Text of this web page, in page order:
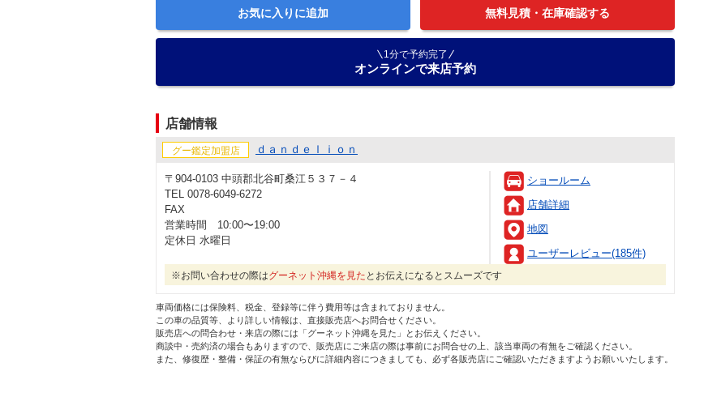
お気に入りに追加 無料見積・在庫確認する
1分で予約完了
オンラインで来店予約
店舗情報
グー鑑定加盟店 ｄａｎｄｅｌｉｏｎ
〒904-0103 中頭郡北谷町桑江５３７－４
TEL 0078-6049-6272
FAX
営業時間 10:00〜19:00
定休日 水曜日
ショールーム
店舗詳細
地図
ユーザーレビュー(185件)
※お問い合わせの際はグーネット沖縄を見た とお伝えになるとスムーズです
車両価格には保険料、税金、登録等に伴う費用等は含まれておりません。
この車の品質等、より詳しい情報は、直接販売店へお問合せください。
販売店への問合わせ・来店の際には「グーネット沖縄を見た」とお伝えください。
商談中・売約済の場合もありますので、販売店にご来店の際は事前にお問合せの上、該当車両の有無をご確認ください。
また、修復歴・整備・保証の有無ならびに詳細内容につきましても、必ず各販売店にご確認いただきますようお願いいたします。